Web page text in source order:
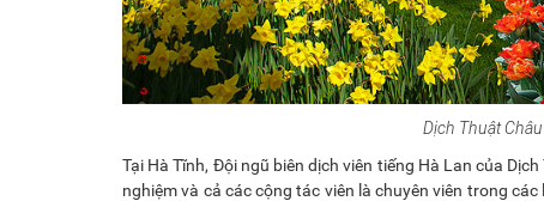
Dịch Thuật
Tại Hà Tĩnh, Đội ngũ biên dịch viên tiếng Hà Lan của
nghiệm và cả các cộng tác viên là chuyên viên trong